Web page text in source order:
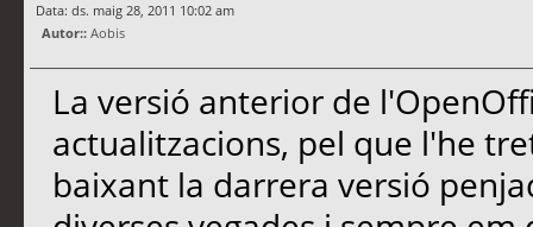
Data: ds. maig 28, 2011 10:02 am
Autor:: Aobis
La versió anterior de
actualitzacions, pel que l'he
baixant la darrera versió